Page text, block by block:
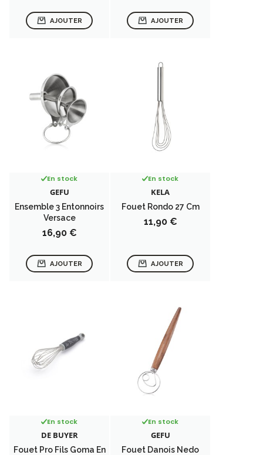
AJOUTER AJOUTER
En stock
GEFU
Ensemble 3 Entonnoirs
Versace
Prix
16,90 €
AJOUTER
En stock
KELA
Fouet Rondo 27 Cm
Prix
11,90 €
AJOUTER
En stock
DE BUYER
Fouet Pro Fils Goma En
En stock
GEFU
Fouet Danois Nedo